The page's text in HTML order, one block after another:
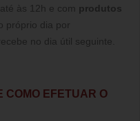
às 12h e com produtos
próprio dia por
no dia útil seguinte.
COMO EFETUAR O